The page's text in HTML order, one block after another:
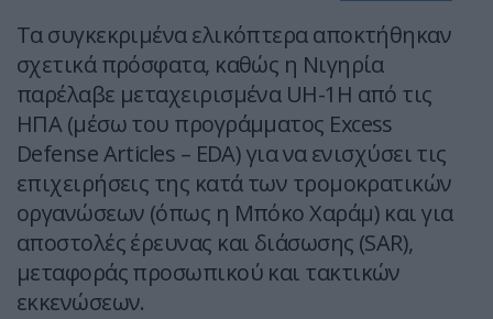
Τα συγκεκριμένα ελικόπτερα αποκτήθηκαν
σχετικά πρόσφατα, καθώς η Νιγηρία
παρέλαβε μεταχειρισμένα UH-1H από τις
ΗΠΑ (μέσω του προγράμματος Excess
Defense Articles – EDA) για να ενισχύσει τις
επιχειρήσεις της κατά των τρομοκρατικών
οργανώσεων (όπως η Μπόκο Χαράμ) και για
αποστολές έρευνας και διάσωσης (SAR),
μεταφοράς προσωπικού και τακτικών
εκκενώσεων.